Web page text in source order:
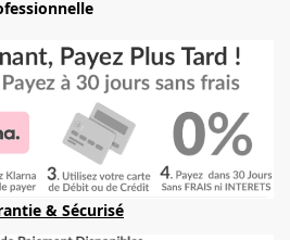
& Sécurisé